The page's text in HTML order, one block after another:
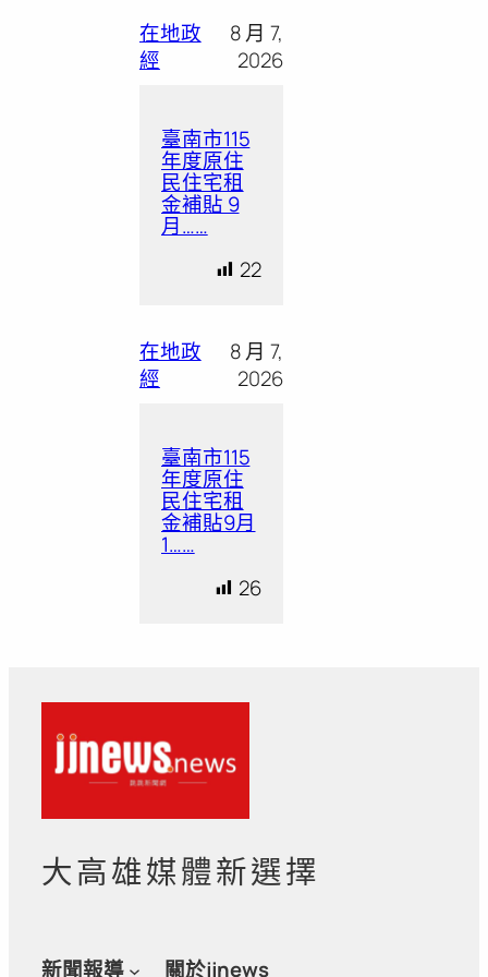
在地政
經
8 月 7,
2026
臺南市115
年度原住
民住宅租
金補貼 9
月……
22
在地政
經
8 月 7,
2026
臺南市115
年度原住
民住宅租
金補貼9月
1……
26
大高雄媒體新選擇
新聞報導 關於jjnews